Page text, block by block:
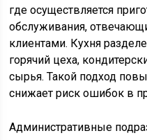
где осуществляется
обслуживания,
клиентами. Кухня
горячий цеха,
сырья. Такой подход
снижает риск ошибок в
Административные